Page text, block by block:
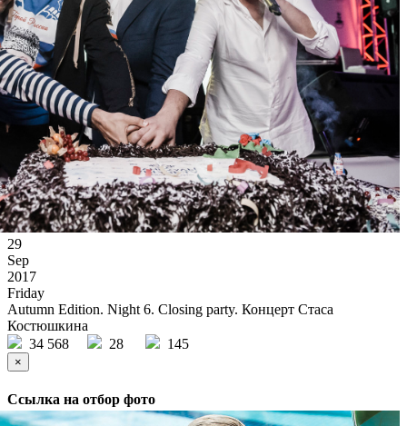
29
Sep
2017
Friday
Autumn Edition. Night 6. Closing party. Концерт Стаса
Костюшкина
34 568
28 145
×
Ссылка на отбор фото